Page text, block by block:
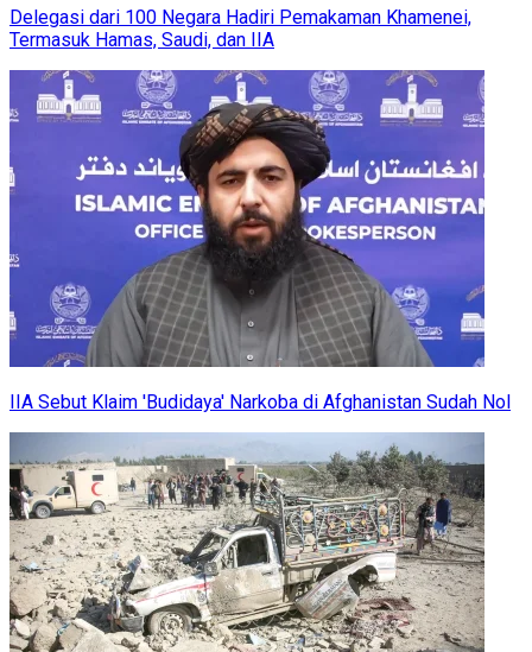
Delegasi dari 100 Negara Hadiri Pemakaman Khamenei,
Termasuk Hamas, Saudi, dan IIA
IIA Sebut Klaim 'Budidaya' Narkoba di Afghanistan Sudah Nol